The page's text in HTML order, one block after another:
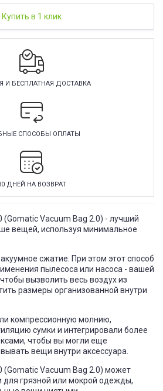
Купить в 1 клик
И БЕСПЛАТНАЯ ДОСТАВКА
СПОСОБЫ ОПЛАТЫ
ДНЕЙ НА ВОЗВРАТ
(Gomatic Vacuum Bag 2.0) - лучший
вещей, используя минимальное
сжатие. При этом этот способ
пылесоса или насоса - вашей
вызволить весь воздух из
размеры организованной внутри
компрессионную молнию,
сумки и интегрировали более
чтобы вы могли еще
вещи внутри аксессуара.
(Gomatic Vacuum Bag 2.0) может
для грязной или мокрой одежды,